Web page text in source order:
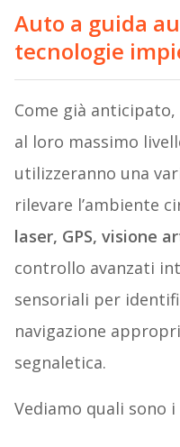
Auto a guida
tecnologie
Come già
al loro massimo
utilizzeranno una
rilevare l’ambiente
laser, GPS, visione
controllo avanzati
sensoriali per
navigazione
segnaletica.
Vediamo quali sono